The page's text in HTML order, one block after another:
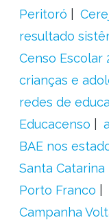
Peritoró
resultado
Censo Escolar
crianças e
redes de
Educacenso
BAE nos
Santa Catarina
Porto Franco
Campanha